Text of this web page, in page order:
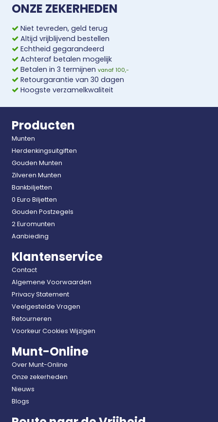
ONZE ZEKERHEDEN
Niet tevreden, geld terug
Altijd vrijblijvend bestellen
Echtheid gegarandeerd
Achteraf betalen mogelijk
Betalen in 3 termijnen vanaf 100,-
Retourgarantie van 30 dagen
Hoogste verzamelkwaliteit
Producten
Munten
Herdenkingsuitgiften
Gouden Munten
Zilveren Munten
Bankbiljetten
0 Euro Biljetten
Gouden Postzegels
2 Euromunten
Aanbieding
Klantenservice
Contact
Algemene Voorwaarden
Privacy Statement
Veelgestelde Vragen
Retourneren
Voorkeur Cookies Wijzigen
Munt-Online
Over Munt-Online
Onze zekerheden
Nieuws
Blogs